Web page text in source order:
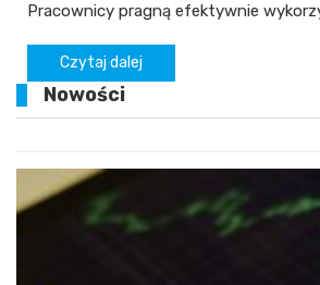
Pracownicy pragną efektywnie
Czytaj dalej
Nowości